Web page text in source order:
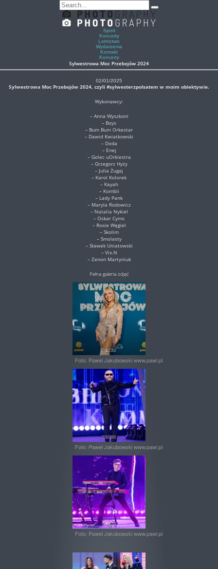
Sport
Koncerty
Lotnictwo
Wydarzenia
Kontakt
Koncerty
Sylwestrowa Moc Przebojów 2024
02/01/2025
Sylwestrowa Moc Przebojów 2024, czyli #sylwesterzpolsatem w moim obiektywie.
Wykonawcy:
– Anna Wyszkoni
– Boys
– Bum Bum Orkestar
– Dawid Kwiatkowski
– Doda
– Enej
– Golec uOrkiestra
– Grzegorz Hyży
– Julia Żugaj
– Karol Kolorek
– Kayah
– Kombii
– Lady Pank
– Maryla Rodowicz
– Natalia Nykiel
– Oskar Cyms
– Roxie Węgiel
– Skolim
– Smolasty
– Sławek Uniatowski
– Vix.N
– Zenon Martyniuk
Pełna galeria zdjęć
Foto: Pawel Jakubowski www.pawi.pl
Foto: Pawel Jakubowski www.pawi.pl
Foto: Pawel Jakubowski www.pawi.pl